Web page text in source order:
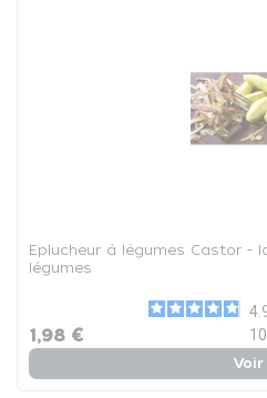
Eplucheur à légumes Castor -
légumes
10
1,98 €
Voir